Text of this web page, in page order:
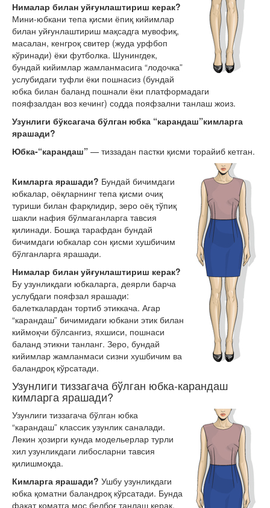
Нималар билан уйғунлаштириш керак?
Мини-юбкани тепа қисми ёпиқ кийимлар
билан уйғунлаштириш мақсадга мувофиқ,
масалан, кенгроқ свитер (жуда урфбоп
кўринади) ёки футболка. Шунингдек,
бундай кийимлар жамланмасига “лодочка”
услубидаги туфли ёки пошнасиз (бундай
юбка билан баланд пошнали ёки платформадаги
пояфзалдан воз кечинг) содда пояфзални танлаш жоиз.
Узунлиги бўксагача бўлган юбка “карандаш”кимларга
ярашади?
Юбка-“карандаш” — тиззадан пастки қисми торайиб кетган.
Кимларга ярашади? Бундай бичимдаги
юбкалар, оёқларнинг тепа қисми очиқ
туриши билан фарқлидир, зеро оёқ тўпиқ
шакли нафия бўлмаганларга тавсия
қилинади. Бошқа тарафдан бундай
бичимдаги юбкалар сон қисми хушбичим
бўлганларга ярашади.
Нималар билан уйғунлаштириш керак?
Бу узунликдаги юбкаларга, деярли барча
услубдаги пояфзал ярашади:
балеткалардан тортиб этиккача. Агар
“карандаш” бичимидаги юбкани этик билан
киймоқчи бўлсангиз, яхшиси, пошнаси
баланд этикни танланг. Зеро, бундай
кийимлар жамланмаси сизни хушбичим ва
баландроқ кўрсатади.
Узунлиги тиззагача бўлган юбка-карандаш
кимларга ярашади?
Узунлиги тиззагача бўлган юбка
“карандаш” классик узунлик саналади.
Лекин ҳозирги кунда модельерлар турли
хил узунликдаги либосларни тавсия
қилишмоқда.
Кимларга ярашади? Ушбу узунликдаги
юбка қоматни баландроқ кўрсатади. Бунда
фақат қоматга мос белбоғ танлаш керак,